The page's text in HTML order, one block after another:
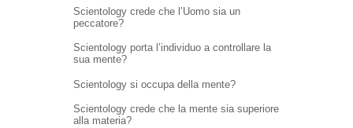
Scientology crede che l’Uomo sia un
peccatore?
Scientology porta l’individuo a controllare la
sua mente?
Scientology si occupa della mente?
Scientology crede che la mente sia superiore
alla materia?